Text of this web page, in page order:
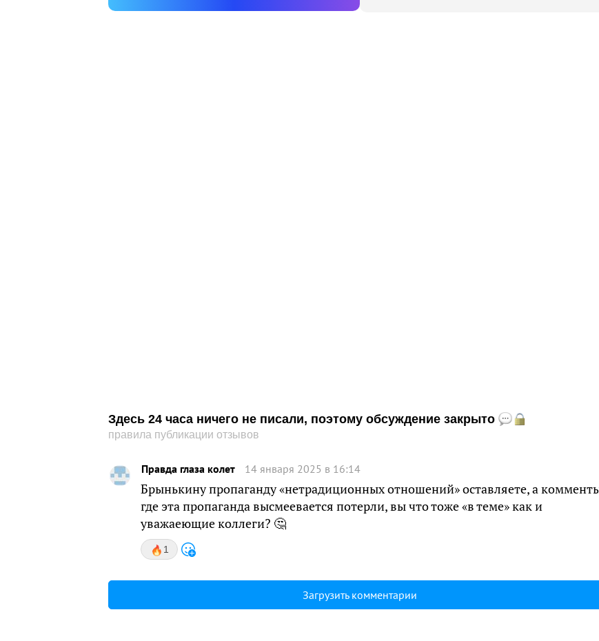
Здесь 24 часа ничего не писали, поэтому обсуждение закрыто
правила публикации отзывов
Правда глаза колет 14 января 2025 в 16:14
Брынькину пропаганду «нетрадиционных отношений» оставляете, а
где эта пропаганда высмеевается потерли, вы что тоже «в теме» как и
уважаеющие коллеги? 🤔
1
Загрузить комментарии